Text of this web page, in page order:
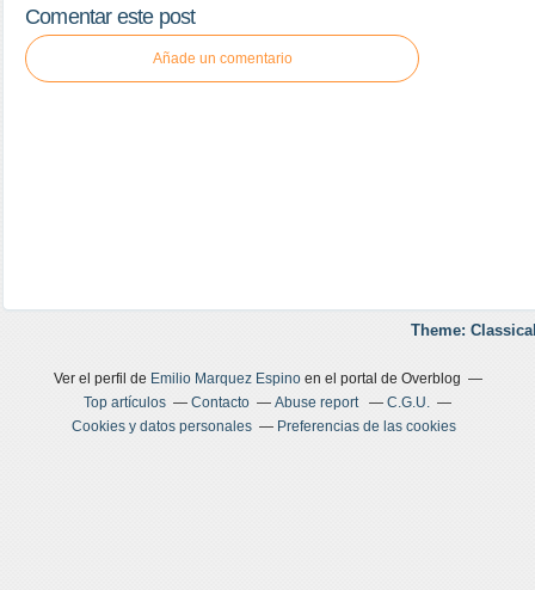
Comentar este post
Añade un comentario
Theme:
Ver el perfil de Emilio Marquez Espinoen el portal de Overblog
Top artículos
Contacto Abuse report
C.G.U.
Cookies y datos personales
Preferencias de las cookies